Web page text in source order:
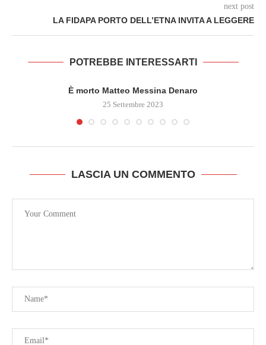
next post
LA FIDAPA PORTO DELL’ETNA INVITA A LEGGERE
POTREBBE INTERESSARTI
È morto Matteo Messina Denaro
25 Settembre 2023
LASCIA UN COMMENTO